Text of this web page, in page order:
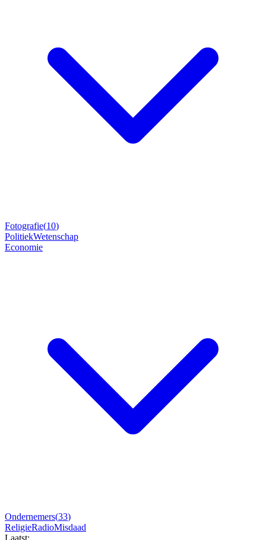
Fotografie(10)
PolitiekWetenschap
Economie
Ondernemers(33)
ReligieRadioMisdaad
Laatst: